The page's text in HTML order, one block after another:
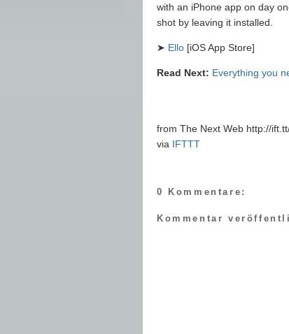
with an iPhone app on day
shot by leaving it installed.
➤ Ello [iOS App Store]
Read Next: Everything you
from The Next Web http://
via IFTTT
0 Kommentare:
Kommentar